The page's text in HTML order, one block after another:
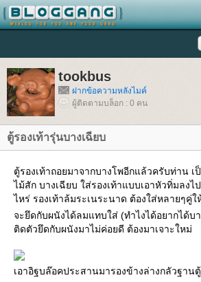
tookbus
ฝากข้อความหลังไมค์
ผู้ติดตามบล็อก : 0 คน
ตู้รองเท้ารุ่นบางเฉียบ
ตู้รองเท้าถอยมาจากบางโพอีกแล้วครับท่าน เ
ไม้สัก บางเฉียบ ใส่รองเท้าแบบเอาหัวทิ่มลงไ
ไหร่ รองเท้าล้มระเนระนาด ต้องใส่หลายๆคู่
จะยึดกับผนังได้ลมแทบใส่ (ทำไงได้อยากได้บ
ติดตัวยึดกับผนังมาไม่ค่อยดี ต้องมาเจาะใหม่
เอาอิฐบล๊อคประสานมารองข้างล่างกลัวฐาน